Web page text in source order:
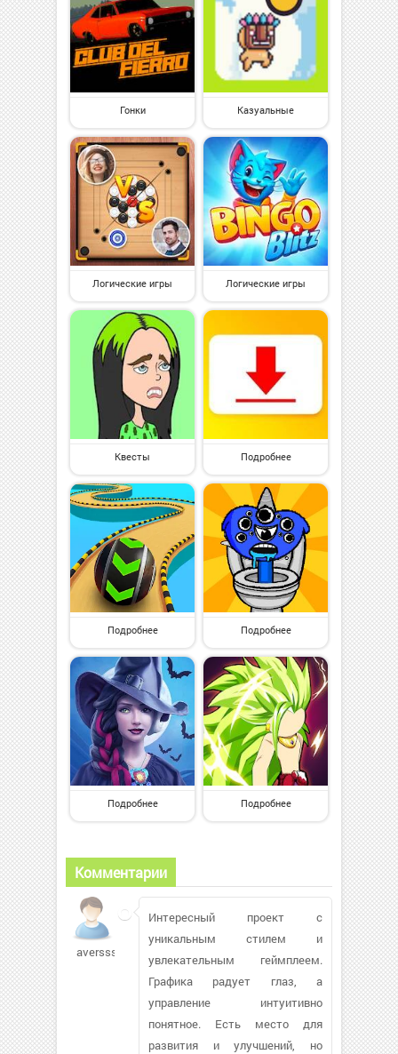
Гонки Казуальные
Логические игры Логические игры
Квесты Подробнее
Подробнее Подробнее
Подробнее Подробнее
Комментарии
aversss33
Интересный проект с
уникальным стилем и
увлекательным геймплеем.
Графика радует глаз, а
управление интуитивно
понятное. Есть место для
развития и улучшений, но